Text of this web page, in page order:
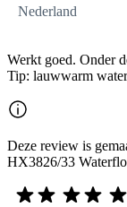
Nederland
Werkt goed. Onder
Tip: lauwwarm
Deze review is
HX3826/33